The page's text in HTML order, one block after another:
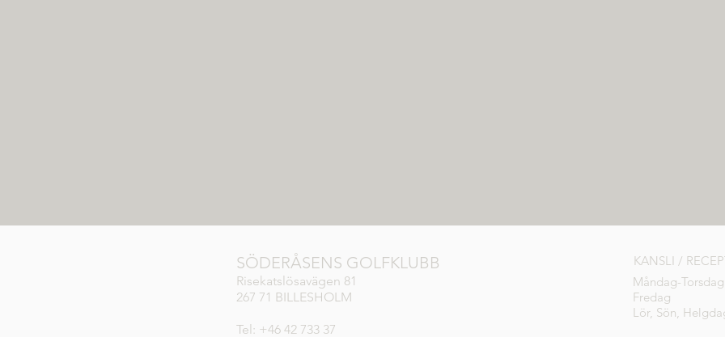
SÖDERÅSENS GOLFKLUBB
Risekatslösavägen 81
267 71 BILLESHOLM
Tel: +46 42 733 37
KANSLI /
Måndag-Torsdag
Fredag
Lör, Sön,